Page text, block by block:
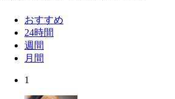
おすすめ
24時間
週間
月間
1